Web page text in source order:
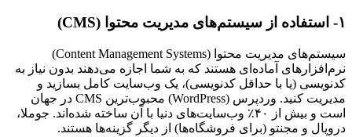
۱- استفاده از سیستم‌های مدیریت محتوا (CMS)
سیستم‌های مدیریت محتوا (Content Management Systems)
نرم‌افزارهای آماده‌ای هستند که به شما اجازه می‌دهند بدون نیاز به
کدنویسی (یا با حداقل کدنویسی)، یک وب‌سایت کامل بسازید و
مدیریت کنید. وردپرس (WordPress) محبوب‌ترین CMS در جهان
است و بیش از ۴۰٪ وب‌سایت‌های دنیا با آن ساخته شده‌اند. جوملا،
دروپال و مجنتو (برای فروشگاه‌ها) از دیگر گزینه‌ها هستند.